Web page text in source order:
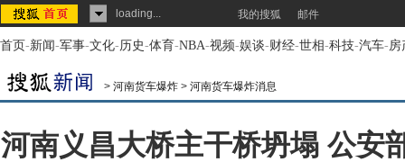
loading... 我的搜狐 邮件
首页-新闻-军事-文化-历史-体育-NBA-视频-娱谈-财经-世相-科技-汽车-房
> 河南货车爆炸 > 河南货车爆炸消息
河南义昌大桥主干桥坍塌 公安